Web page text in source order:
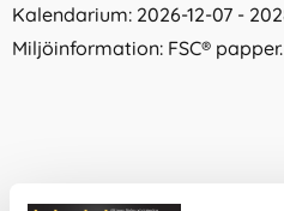
Kalendarium: 2026-12-07 -
Miljöinformation: FSC® papper.